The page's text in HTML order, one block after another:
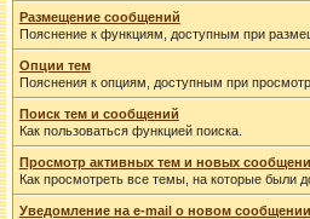
Размещение сообщений
Пояснение к функциям, доступным при
Опции тем
Пояснения к опциям, доступным при
Поиск тем и сообщений
Как пользоваться функцией поиска.
Просмотр активных тем и новых
Как просмотреть все темы, на которые были
Уведомление на е-mail о новом сообщении